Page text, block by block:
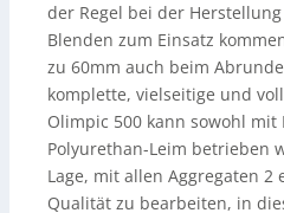
der Regel bei der
Blenden zum Einsatz
zu 60mm auch beim
komplette, vielseitige und
Olimpic 500 kann sowohl mit
Polyurethan-Leim betrieben
Lage, mit allen Aggregaten
Qualität zu bearbeiten, in